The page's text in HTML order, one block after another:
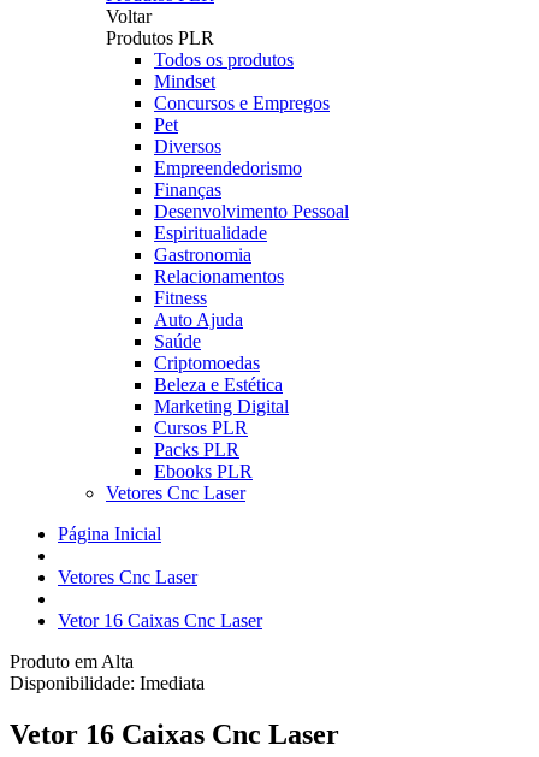
Voltar
Produtos PLR
Todos os produtos
Mindset
Concursos e Empregos
Pet
Diversos
Empreendedorismo
Finanças
Desenvolvimento Pessoal
Espiritualidade
Gastronomia
Relacionamentos
Fitness
Auto Ajuda
Saúde
Criptomoedas
Beleza e Estética
Marketing Digital
Cursos PLR
Packs PLR
Ebooks PLR
Vetores Cnc Laser
Página Inicial
Vetores Cnc Laser
Vetor 16 Caixas Cnc Laser
Produto em Alta
Disponibilidade: Imediata
Vetor 16 Caixas Cnc Laser